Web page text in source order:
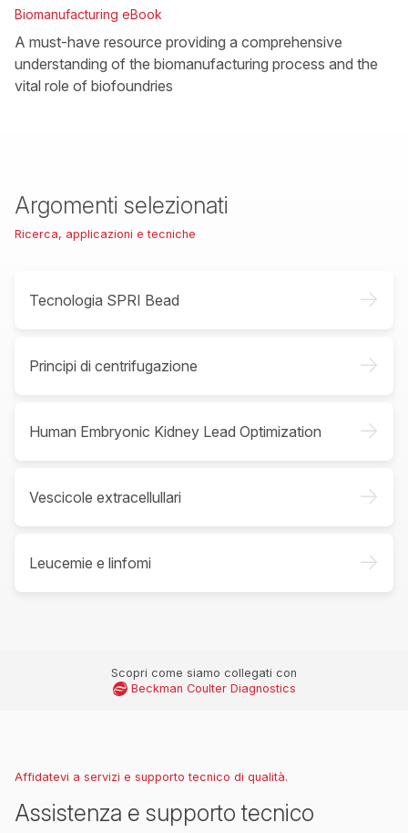
Biomanufacturing eBook
A must-have resource providing a comprehensive
understanding of the biomanufacturing process and the
vital role of biofoundries
Argomenti selezionati
Ricerca, applicazioni e tecniche
Tecnologia SPRI Bead ->
Principi di centrifugazione ->
Human Embryonic Kidney Lead Optimization ->
Vescicole extracellullari ->
Leucemie e linfomi ->
Scopri come siamo collegati con
Beckman Coulter Diagnostics
Affidatevi a servizi e supporto tecnico di qualità.
Assistenza e supporto tecnico